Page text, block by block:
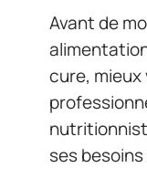
Avant de
cure,
ses